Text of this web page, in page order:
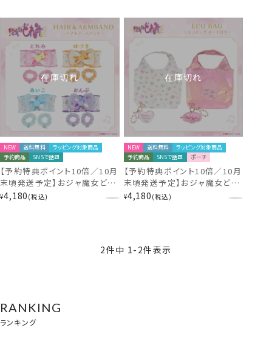
在庫切れ
NEW 送料無料
ラッピング対象商品
予約商品
SNSで話題
【予約特典ポイント10倍／10月
末頃発送予定】おジャ魔女どれ
み ヘアバンド＆アームバンド ＜
¥4,180 税込
在庫切れ
NEW 送料無料
ラッピング対象商品
予約商品
SNSで話題 ポーチ
【予約特典ポイント10倍／10月
末頃発送予定】おジャ魔女どれ
み エコバッグ ポーチ付き ＜ ホ
¥4,180 税込
2件中 1- 2件表示
RANKING
ランキング